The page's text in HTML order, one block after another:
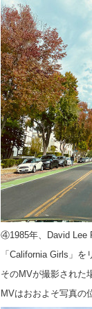
④1985年、David Lee
「California Girls」を
そのMVが撮影された
MVはおおよそ写真の